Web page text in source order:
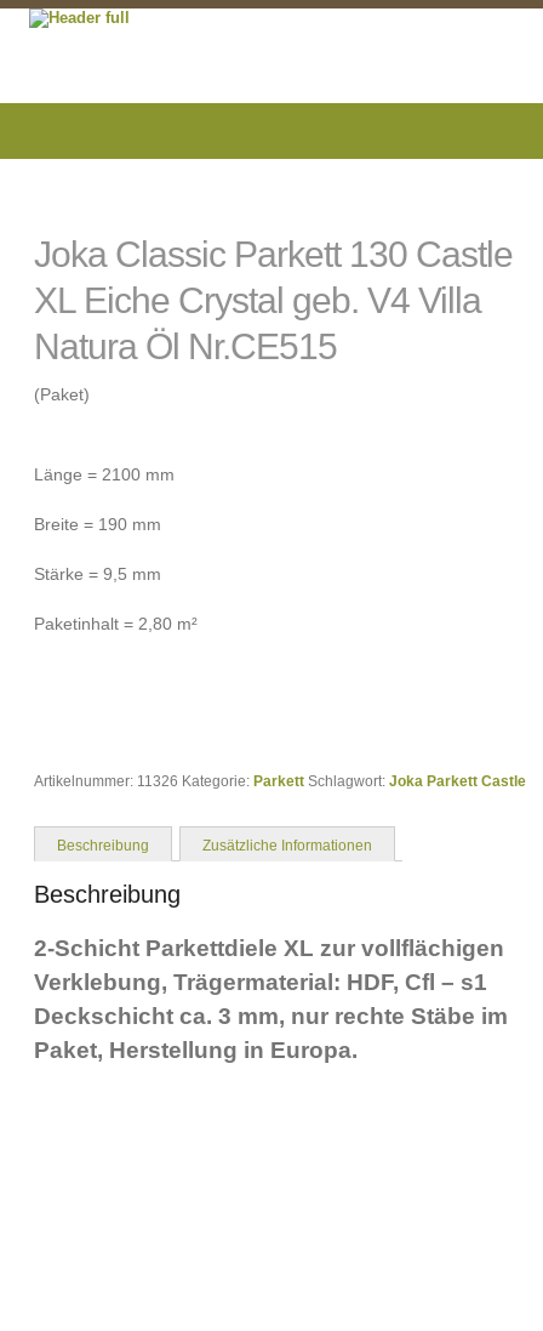
Joka Classic Parkett 130 Castle
XL Eiche Crystal geb. V4 Villa
Natura Öl Nr.CE515
(Paket)
Länge = 2100 mm
Breite = 190 mm
Stärke = 9,5 mm
Paketinhalt = 2,80 m²
Artikelnummer: 11326 Kategorie: Parkett Schlagwort: Joka Parkett Castle
Beschreibung Zusätzliche Informationen
Beschreibung
2-Schicht Parkettdiele XL zur vollflächigen
Verklebung, Trägermaterial: HDF, Cfl – s1
Deckschicht ca. 3 mm, nur rechte Stäbe im
Paket, Herstellung in Europa.